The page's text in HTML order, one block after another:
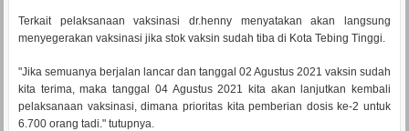
Terkait pelaksanaan vaksinasi dr.henny menyatakan akan langsung
menyegerakan vaksinasi jika stok vaksin sudah tiba di Kota Tebing Tinggi.
"Jika semuanya berjalan lancar dan tanggal 02 Agustus 2021 vaksin sudah
kita terima, maka tanggal 04 Agustus 2021 kita akan lanjutkan kembali
pelaksanaan vaksinasi, dimana prioritas kita pemberian dosis ke-2 untuk
6.700 orang tadi." tutupnya.